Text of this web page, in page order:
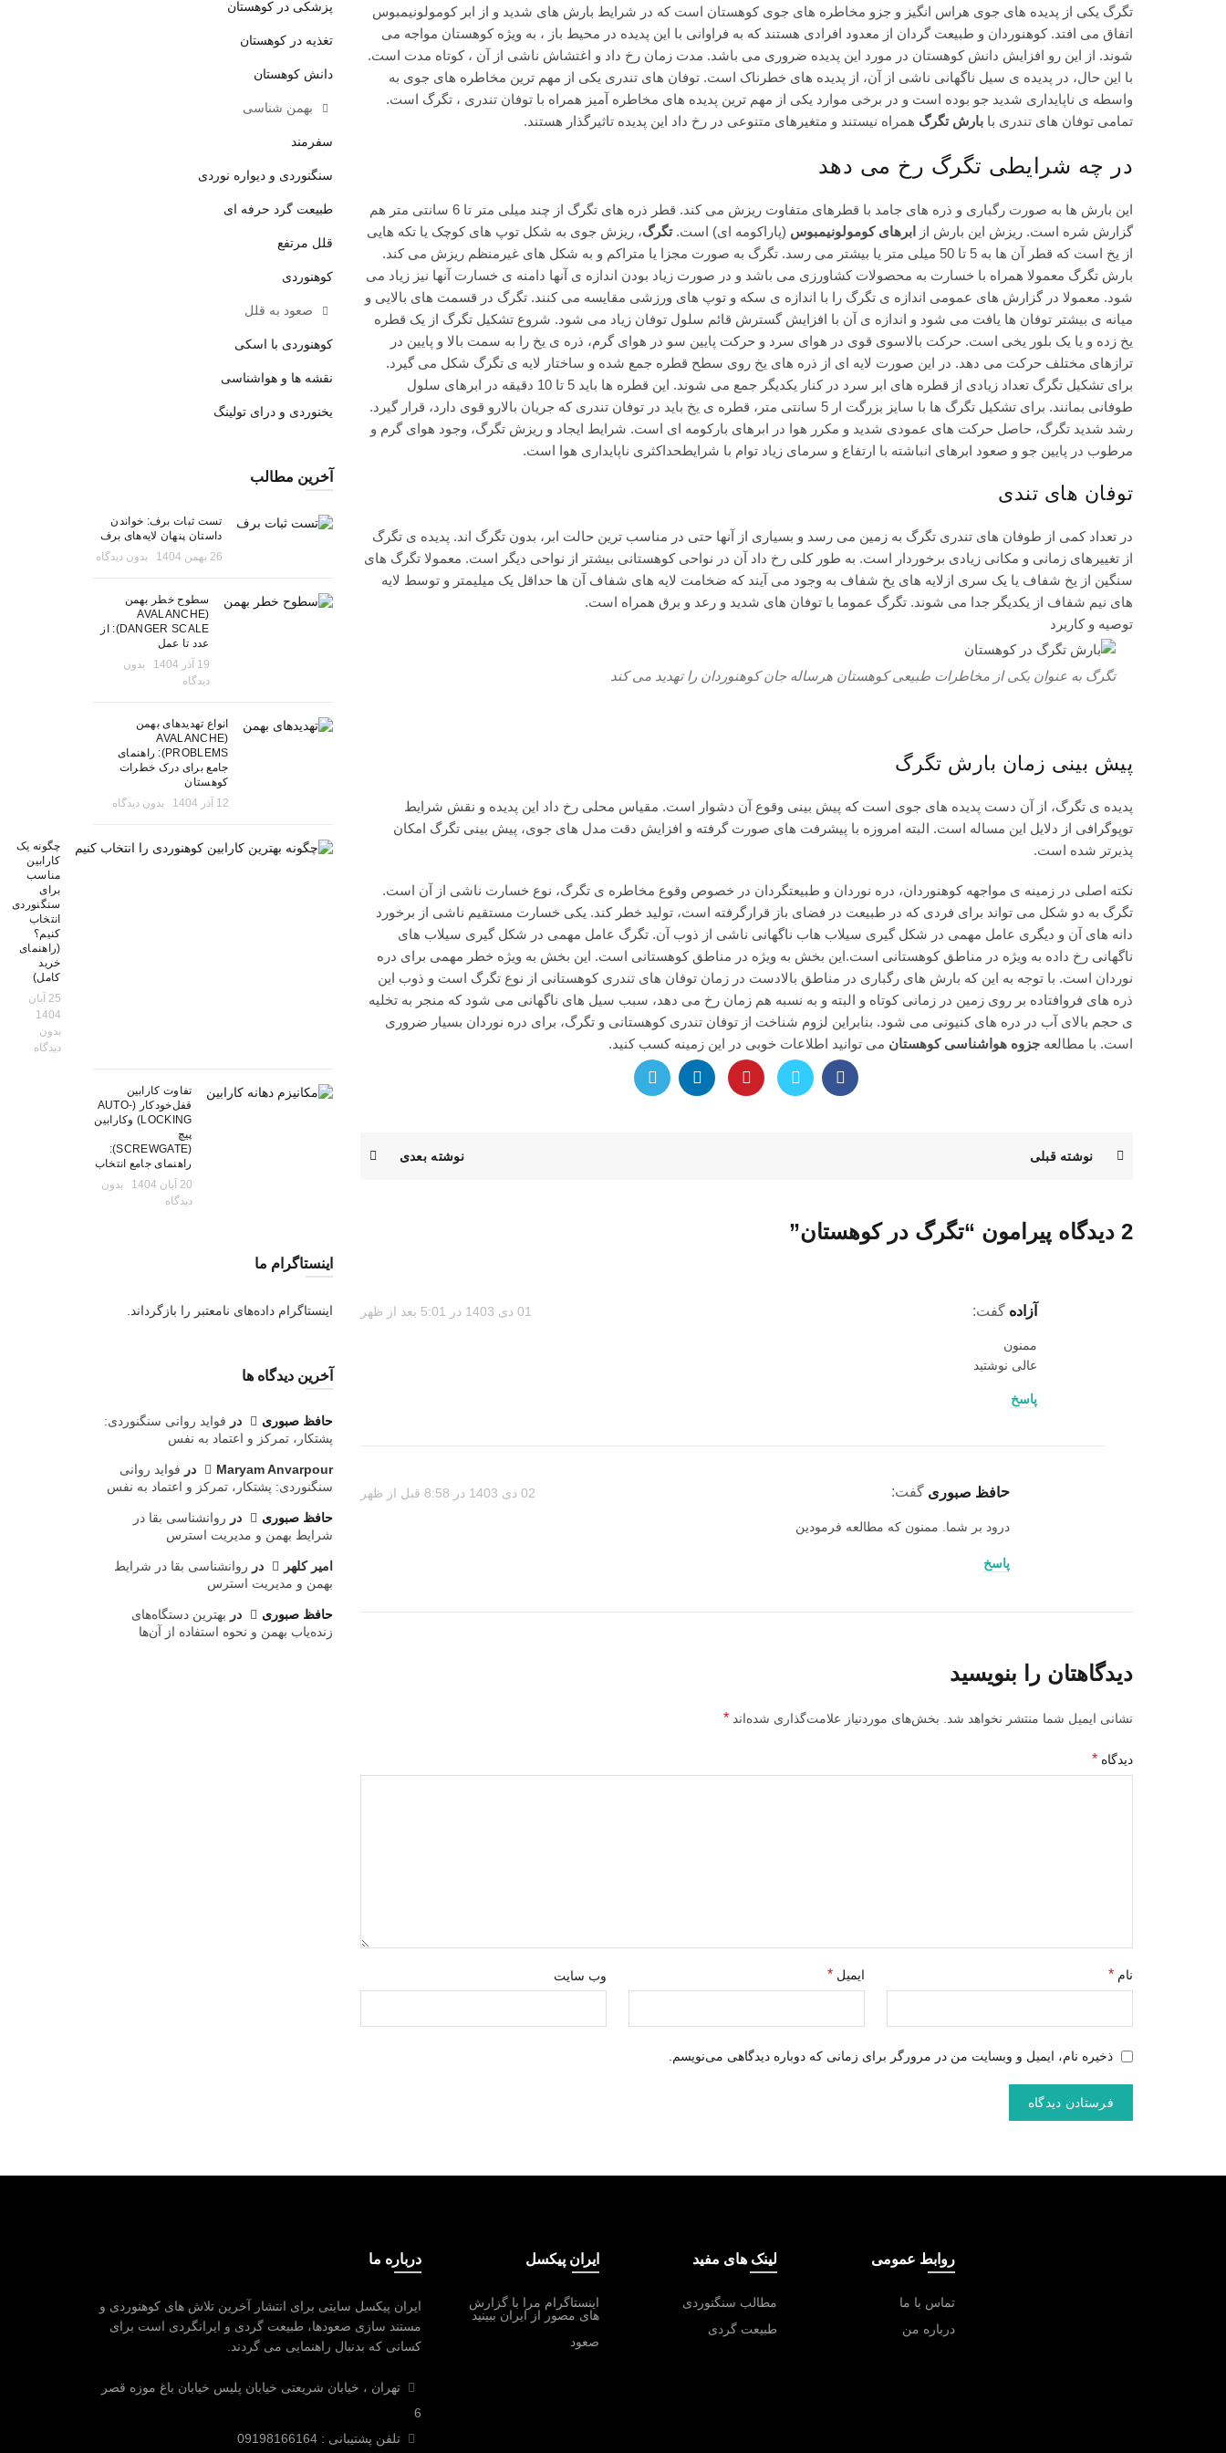
تگرگ یکی از پدیده های جوی هراس انگیز و جزو مخاطره های جوی کوهستان است که در شرایط بارش های شدید و از ابر کومولونیمبوس
اتفاق می افتد. کوهنوردان و طبیعت گردان از معدود افرادی هستند که به فراوانی با این پدیده در محیط باز ، به ویژه کوهستان مواجه می
شوند. از این رو افزایش دانش کوهستان در مورد این پدیده ضروری می باشد. مدت زمان رخ داد و اغتشاش ناشی از آن ، کوتاه مدت است.
با این حال، در پدیده ی سیل ناگهانی ناشی از آن، از پدیده های خطرناک است. توفان های تندری یکی از مهم ترین مخاطره های جوی به
واسطه ی ناپایداری شدید جو بوده است و در برخی موارد یکی از مهم ترین پدیده های مخاطره آمیز همراه با توفان تندری ، تگرگ است.
تمامی توفان های تندری با بارش تگرگ همراه نیستند و متغیرهای متنوعی در رخ داد این پدیده تاثیرگذار هستند.
در چه شرایطی تگرگ رخ می دهد
این بارش ها به صورت رگباری و ذره های جامد با قطرهای متفاوت ریزش می کند. قطر ذره های تگرگ از چند میلی متر تا 6 سانتی متر هم
گزارش شره است. ریزش این بارش از
ابرهای کومولونیمبوس (پاراکومه ای) است.تگرگ، ریزش جوی به شکل توپ های کوچک یا تکه هایی
از یخ است که قطر آن ها به 5 تا 50 میلی متر یا بیشتر می رسد. تگرگ به صورت مجزا یا متراکم و به شکل های غیرمنظم ریزش می کند.
بارش تگرگ معمولا همراه با خسارت به محصولات کشاورزی می باشد و در صورت زیاد بودن اندازه ی آنها دامنه ی خسارت آنها نیز زیاد می
شود. معمولا در گزارش های عمومی اندازه ی تگرگ را با اندازه ی سکه و توپ های ورزشی مقایسه می کنند. تگرگ در قسمت های بالایی و
میانه ی بیشتر توفان ها یافت می شود و اندازه ی آن با افزایش گسترش قائم سلول توفان زیاد می شود. شروع تشکیل تگرگ از یک قطره
یخ زده و یا یک بلور یخی است. حرکت بالاسوی قوی در هوای سرد و حرکت پایین سو در هوای گرم، ذره ی یخ را به سمت بالا و پایین در
ترازهای مختلف حرکت می دهد. در این صورت لایه ای از ذره های یخ روی سطح قطره جمع شده و ساختار لایه ی تگرگ شکل می گیرد.
برای تشکیل تگرگ تعداد زیادی از قطره های ابر سرد در کنار یکدیگر جمع می شوند. این قطره ها باید 5 تا 10 دقیقه در ابرهای سلول
طوفانی بمانند. برای تشکیل تگرگ ها با سایز بزرگت ار 5 سانتی متر، قطره ی یخ باید در توفان تندری که جریان بالارو قوی دارد، قرار گیرد.
رشد شدید تگرگ، حاصل حرکت های عمودی شدید و مکرر هوا در ابرهای بارکومه ای است. شرایط ایجاد و ریزش تگرگ، وجود هوای گرم و
مرطوب در پایین جو و صعود ابرهای انباشته با ارتفاع و سرمای زیاد توام با شرایطحداکثری ناپایداری هوا است.
توفان های تندی
در تعداد کمی از طوفان های تندری تگرگ به زمین می رسد و بسیاری از آنها حتی در مناسب ترین حالت ابر، بدون تگرگ اند. پدیده ی تگرگ
از تغییرهای زمانی و مکانی زیادی برخوردار است. به طور کلی رخ داد آن در نواحی کوهستانی بیشتر از نواحی دیگر است. معمولا تگرگ های
سنگین از یخ شفاف یا یک سری ازلایه های یخ شفاف به وجود می آیند که ضخامت لایه های شفاف آن ها حداقل یک میلیمتر و توسط لایه
های نیم شفاف از یکدیگر جدا می شوند. تگرگ عموما با توفان های شدید و رعد و برق همراه است.
توصیه و کاربرد
تگرگ به عنوان یکی از مخاطرات طبیعی کوهستان هرساله جان کوهنوردان را تهدید می کند
پیش بینی زمان بارش تگرگ
پدیده ی تگرگ، از آن دست پدیده های جوی است که پیش بینی وقوع آن دشوار است. مقیاس محلی رخ داد این پدیده و نقش شرایط
توپوگرافی از دلایل این مساله است. البته امروزه با پیشرفت های صورت گرفته و افزایش دقت مدل های جوی، پیش بینی تگرگ امکان
پذیرتر شده است.
نکته اصلی در زمینه ی مواجهه کوهنوردان، دره نوردان و طبیعتگردان در خصوص وقوع مخاطره ی تگرگ، نوع خسارت ناشی از آن است.
تگرگ به دو شکل می تواند برای فردی که در طبیعت در فضای باز قرارگرفته است، تولید خطر کند. یکی خسارت مستقیم ناشی از برخورد
دانه های آن و دیگری عامل مهمی در شکل گیری سیلاب هاب ناگهانی ناشی از ذوب آن. تگرگ عامل مهمی در شکل گیری سیلاب های
ناگهانی رخ داده به ویژه در مناطق کوهستانی است.این بخش به ویژه در مناطق کوهستانی است. این بخش به ویژه خطر مهمی برای دره
نوردان است. با توجه به این که بارش های رگباری در مناطق بالادست در زمان توفان های تندری کوهستانی از نوع تگرگ است و ذوب این
ذره های فروافتاده بر روی زمین در زمانی کوتاه و البته و به نسبه هم زمان رخ می دهد، سبب سیل های ناگهانی می شود که منجر به تخلیه
ی حجم بالای آب در دره های کنیونی می شود. بنابراین لزوم شناخت از توفان تندری کوهستانی و تگرگ، برای دره نوردان بسیار ضروری
است. با مطالعه جزوه هواشناسی کوهستان می توانید اطلاعات خوبی در این زمینه کسب کنید.
نوشته قبلی نوشته بعدی
2 دیدگاه پیرامون “ تگرگ در کوهستان”
آزاده گفت: 01 دی 1403 در 5:01 بعد از ظهر
ممنون
عالی نوشتید
پاسخ
حافظ صبوری گفت: 02 دی 1403 در 8:58 قبل از ظهر
درود بر شما. ممنون که مطالعه فرمودین
پاسخ
دیدگاهتان را بنویسید
نشانی ایمیل شما منتشر نخواهد شد. بخش‌های موردنیاز علامت‌گذاری شده‌اند *
دیدگاه *
نام * ایمیل * وب‌ سایت
ذخیره نام، ایمیل و وبسایت من در مرورگر برای زمانی که دوباره دیدگاهی می‌نویسم.
پزشکی در کوهستان
تغذیه در کوهستان
دانش کوهستان
بهمن شناسی
سفرمند
سنگنوردی و دیواره نوردی
طبیعت گرد حرفه ای
قلل مرتفع
کوهنوردی
صعود به قلل
کوهنوردی با اسکی
نقشه ها و هواشناسی
یخنوردی و درای تولینگ
آخرین مطالب
تست ثبات برف: خواندن
داستان پنهان لایه‌های برف
26 بهمن 1404
بدون دیدگاه
سطوح خطر بهمن
(AVALANCHE
DANGER SCALE): از
عدد تا عمل
19 آذر 1404
بدون
دیدگاه
انواع تهدیدهای بهمن
(AVALANCHE
PROBLEMS): راهنمای
جامع برای درک خطرات
کوهستان
12 آذر 1404
بدون دیدگاه
چگونه یک
کارابین
مناسب
برای
سنگنوردی
انتخاب
کنیم؟
(راهنمای
خرید
کامل)
25 آبان
1404
بدون
دیدگاه
تفاوت کارابین
قفل‌خودکار (AUTO-
LOCKING) وکارابین
پیچ
(SCREWGATE):
راهنمای جامع انتخاب
20 آبان 1404
بدون
دیدگاه
اینستاگرام ما
اینستاگرام داده‌های نامعتبر را بازگرداند.
آخرین دیدگاه ها
حافظ صبوری در فواید روانی سنگنوردی:
پشتکار، تمرکز و اعتماد به نفس
Maryam Anvarpour در فواید روانی
سنگنوردی: پشتکار، تمرکز و اعتماد به نفس
حافظ صبوری در روانشناسی بقا در
شرایط بهمن و مدیریت استرس
امیر کلهر در روانشناسی بقا در شرایط
بهمن و مدیریت استرس
حافظ صبوری در بهترین دستگاه‌های
زنده‌یاب بهمن و نحوه استفاده از آن‌ها
روابط عمومی
تماس با ما
درباره من
لینک های مفید
مطالب سنگنوردی
طبیعت گردی
ایران پیکسل
اینستاگرام مرا با گزارش
های مصور از ایران ببینید
صعود
درباره ما
ایران پیکسل سایتی برای انتشار آخرین تلاش های کوهنوردی و
مستند سازی صعودها، طبیعت گردی و ایرانگردی است برای
کسانی که بدنبال راهنمایی می گردند.
تهران ، خیابان شریعتی خیابان پلیس خیابان باغ موزه قصر
6
تلفن پشتیبانی : 09198166164